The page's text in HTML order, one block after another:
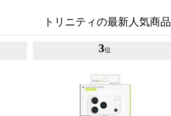
トリニティの最新人気商品
3位